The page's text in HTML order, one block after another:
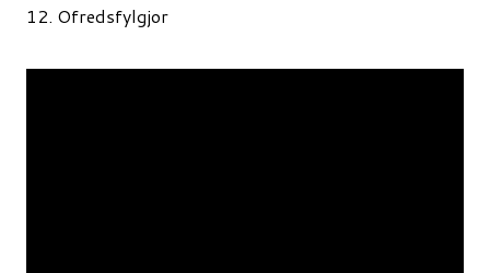
12. Ofredsfylgjor